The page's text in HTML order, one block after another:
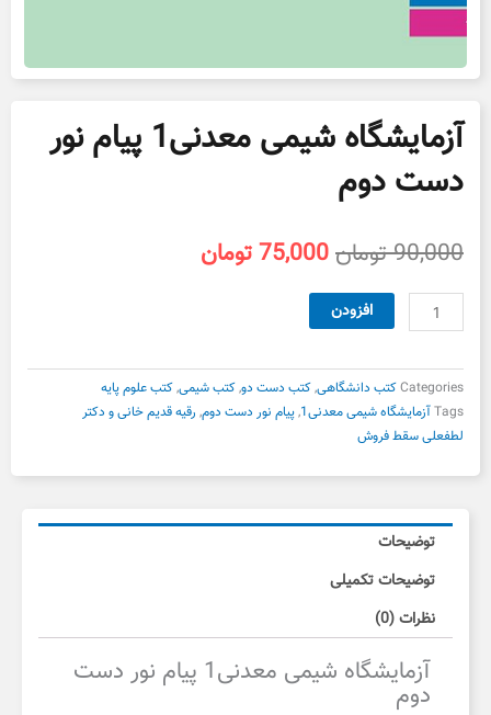
آزمایشگاه شیمی معدنی1 پیام نور
دست دوم
90,000تومانقیمت
بود.
75,000تومان
آزمایشگاه
شیمی
پیام
دست
عدد
افزودن
Categoriesکتب دانشگاهی,کتب دست دو,کتب شیمی,کتب علوم پایه
Tagsآزمایشگاه شیمی معدنی1 ,پیام نور دست دوم, رقیه قدیم خانی و دکتر
لطفعلی سقط فروش
توضیحات
توضیحات تکمیلی
نظرات (0)
آزمایشگاه شیمی معدنی1 پیام نور دست
دوم